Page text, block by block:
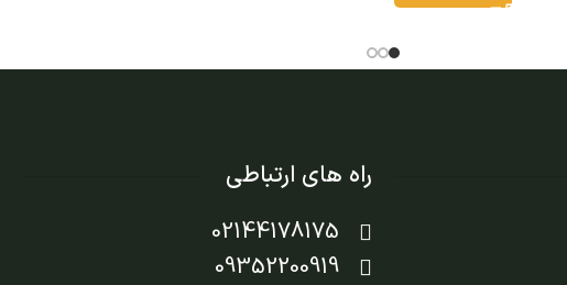
راه های ارتباطی
02144178175
09352200919